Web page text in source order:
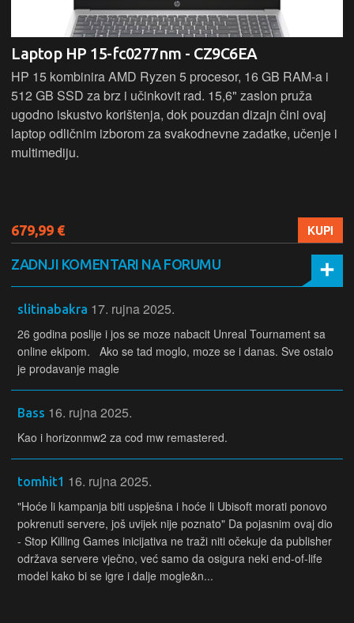
Laptop HP 15-fc0277nm - CZ9C6EA
HP 15 kombinira AMD Ryzen 5 procesor, 16 GB RAM-a i
512 GB SSD za brz i učinkovit rad. 15,6" zaslon pruža
ugodno iskustvo korištenja, dok pouzdan dizajn čini ovaj
laptop odličnim izborom za svakodnevne zadatke, učenje i
multimediju.
679,99 € KUPI
ZADNJI KOMENTARI NA FORUMU
slitinabakra 17. rujna 2025.
26 godina poslije i jos se moze nabacit Unreal Tournament sa
online ekipom. Ako se tad moglo, moze se i danas. Sve ostalo
je prodavanje magle
Bass 16. rujna 2025.
Kao i horizonmw2 za cod mw remastered.
tomhit1 16. rujna 2025.
"Hoće li kampanja biti uspješna i hoće li Ubisoft morati ponovo
pokrenuti servere, još uvijek nije poznato" Da pojasnim ovaj dio
- Stop Killing Games inicijativa ne traži niti očekuje da publisher
održava servere vječno, već samo da osigura neki end-of-life
model kako bi se igre i dalje mogle&n...